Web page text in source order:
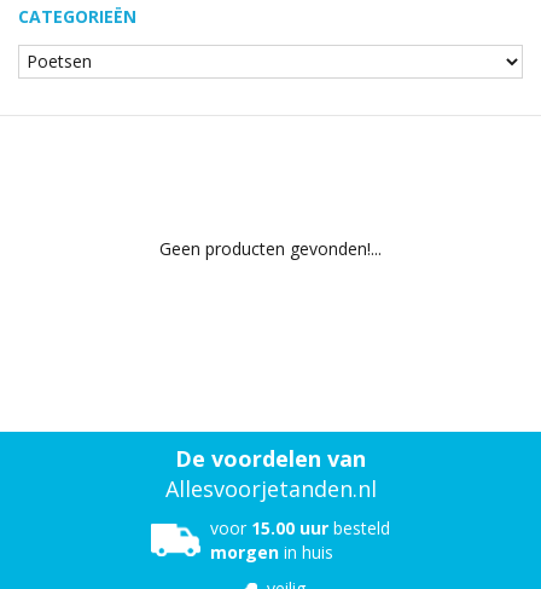
CATEGORIEËN
Geen producten gevonden!...
De voordelen van
Allesvoorjetanden.nl
voor 15.00 uur besteld
morgen in huis